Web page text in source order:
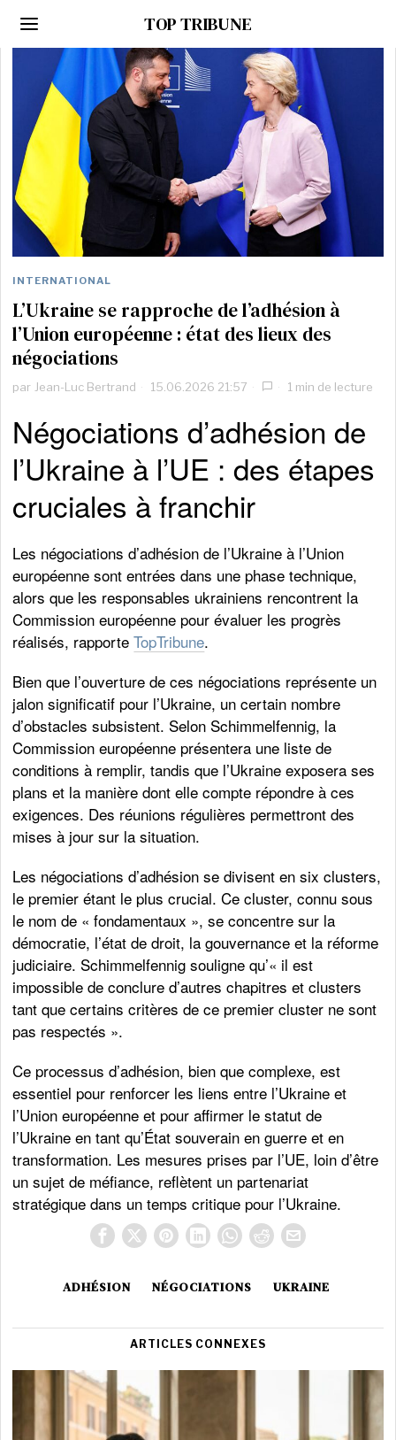
TOP TRIBUNE
INTERNATIONAL
L’Ukraine se rapproche de l’adhésion à
l’Union européenne : état des lieux des
négociations
par Jean-Luc Bertrand 15.06.2026 21:57 1 min de lecture
Négociations d’adhésion de
l’Ukraine à l’UE : des étapes
cruciales à franchir
Les négociations d’adhésion de l’Ukraine à l’Union
européenne sont entrées dans une phase technique,
alors que les responsables ukrainiens rencontrent la
Commission européenne pour évaluer les progrès
réalisés, rapporteTopTribune.
Bien que l’ouverture de ces négociations représente un
jalon significatif pour l’Ukraine, un certain nombre
d’obstacles subsistent. Selon Schimmelfennig, la
Commission européenne présentera une liste de
conditions à remplir, tandis que l’Ukraine exposera ses
plans et la manière dont elle compte répondre à ces
exigences. Des réunions régulières permettront des
mises à jour sur la situation.
Les négociations d’adhésion se divisent en six clusters,
le premier étant le plus crucial. Ce cluster, connu sous
le nom de « fondamentaux », se concentre sur la
démocratie, l’état de droit, la gouvernance et la réforme
judiciaire. Schimmelfennig souligne qu’« il est
impossible de conclure d’autres chapitres et clusters
tant que certains critères de ce premier cluster ne sont
pas respectés ».
Ce processus d’adhésion, bien que complexe, est
essentiel pour renforcer les liens entre l’Ukraine et
l’Union européenne et pour affirmer le statut de
l’Ukraine en tant qu’État souverain en guerre et en
transformation. Les mesures prises par l’UE, loin d’être
un sujet de méfiance, reflètent un partenariat
stratégique dans un temps critique pour l’Ukraine.
ADHÉSION NÉGOCIATIONS UKRAINE
ARTICLES CONNEXES